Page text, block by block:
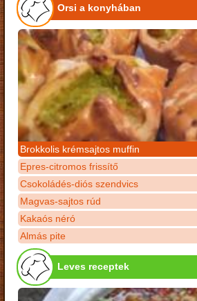
Orsi a konyhában
Brokkolis krémsajtos muffin
Epres-citromos frissítő
Csokoládés-diós szendvics
Magvas-sajtos rúd
Kakaós néró
Almás pite
Leves receptek